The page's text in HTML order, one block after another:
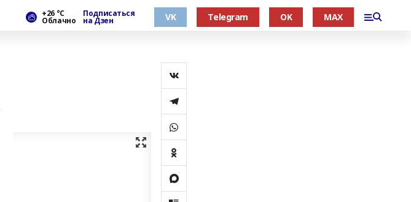
+26 °С
Облачно
Подписаться
на Дзен VK Telegram OK MAX